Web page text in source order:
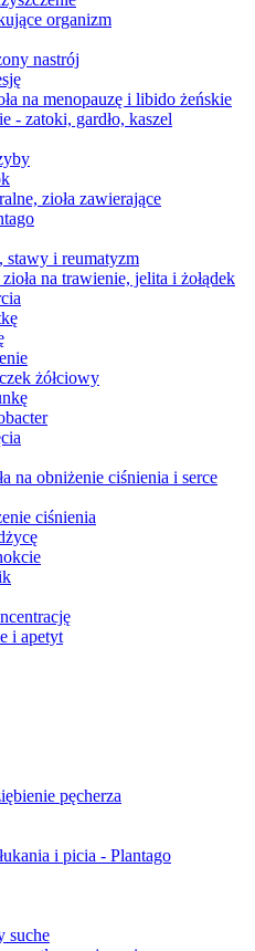
organizm
nastrój
na menopauzę i libido żeńskie
- zatoki, gardło, kaszel
zioła zawierające
stawy i reumatyzm
na trawienie, jelita i żołądek
żółciowy
na obniżenie ciśnienia i serce
ciśnienia
i apetyt
pęcherza
i picia - Plantago
suche